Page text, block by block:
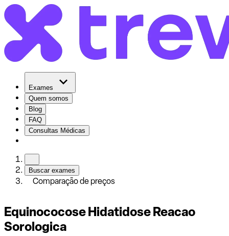
Exames
Quem somos
Blog
FAQ
Consultas Médicas
Buscar exames
Comparação de preços
Equinococose Hidatidose Reacao
Sorologica